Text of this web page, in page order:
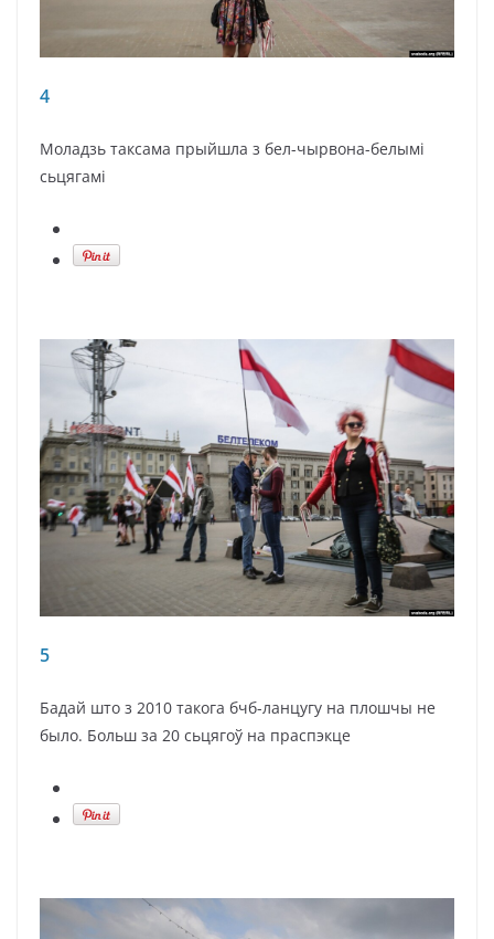
4
Моладзь таксама прыйшла з бел-чырвона-белымі
сьцягамі
5
Бадай што з 2010 такога бчб-ланцугу на плошчы не
было. Больш за 20 сьцягоў на праспэкце